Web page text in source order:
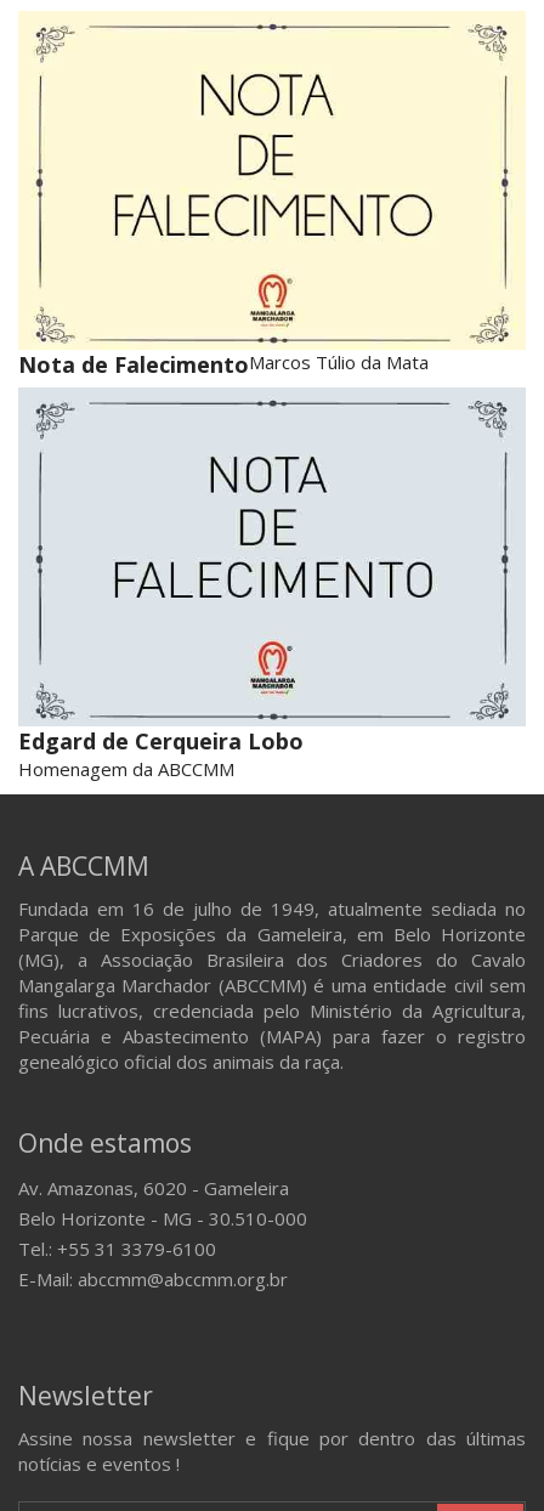
Nota de FalecimentoMarcos Túlio da Mata
Edgard de Cerqueira Lobo
Homenagem da ABCCMM
A ABCCMM
Fundada em 16 de julho de 1949, atualmente sediada no
Parque de Exposições da Gameleira, em Belo Horizonte
(MG), a Associação Brasileira dos Criadores do Cavalo
Mangalarga Marchador (ABCCMM) é uma entidade civil sem
fins lucrativos, credenciada pelo Ministério da Agricultura,
Pecuária e Abastecimento (MAPA) para fazer o registro
genealógico oficial dos animais da raça.
Onde estamos
Av. Amazonas, 6020 - Gameleira
Belo Horizonte - MG - 30.510-000
Tel.: +55 31 3379-6100
E-Mail: abccmm@abccmm.org.br
Newsletter
Assine nossa newsletter e fique por dentro das últimas
notícias e eventos !